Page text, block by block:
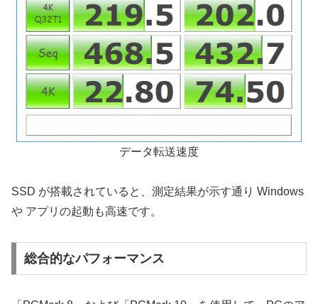
データ転送速度
SSD が搭載されていると、測定結果が示す通り Windows
や アプリの起動も高速です。
総合的なパフォーマンス